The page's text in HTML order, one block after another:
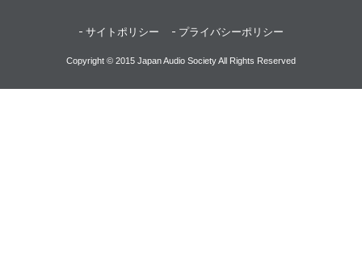
サイトポリシー プライバシーポリシー
Copyright © 2015 Japan Audio Society All Rights Reserved